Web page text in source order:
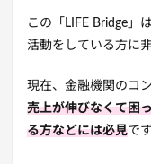
この「LIFE Bridge」
活動をしている方に
現在、金融機関のコ
売上が伸びなくて困
る方などには必見です